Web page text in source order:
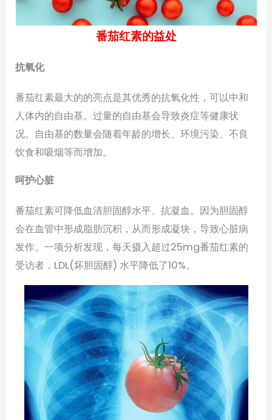
番茄红素的益处
抗氧化
番茄红素最大的的亮点是其优秀的抗氧化性，可以中和
人体内的自由基。过量的自由基会导致炎症等健康状
况。自由基的数量会随着年龄的增长、环境污染、不良
饮食和吸烟等而增加。
呵护心脏
番茄红素可降低血清胆固醇水平、抗凝血。因为胆固醇
会在血管中形成脂肪沉积，从而形成凝块，导致心脏病
发作。一项分析发现，每天摄入超过25mg番茄红素的
受访者，LDL(坏胆固醇) 水平降低了10%。